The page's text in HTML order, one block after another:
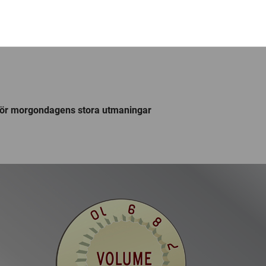
morgondagens stora utmaningar